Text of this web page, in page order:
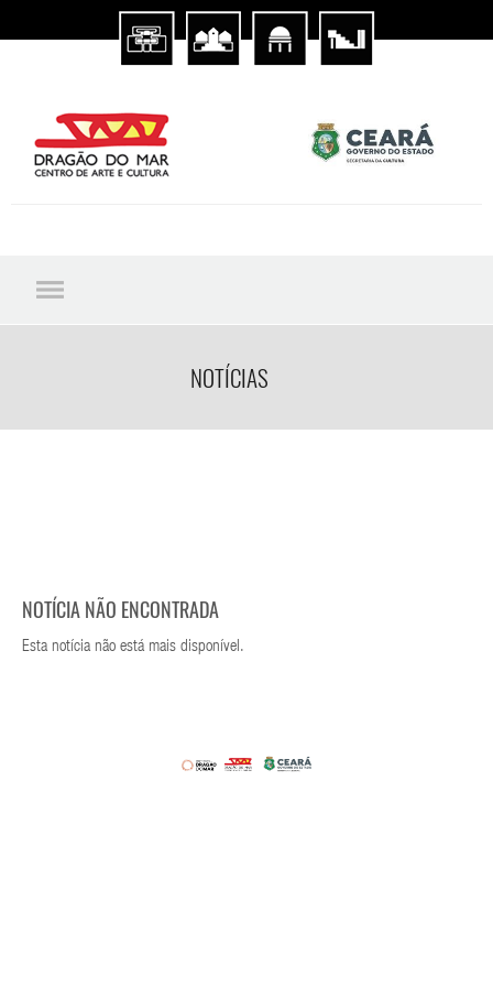
NOTÍCIAS
NOTÍCIA NÃO ENCONTRADA
Esta notícia não está mais disponível.